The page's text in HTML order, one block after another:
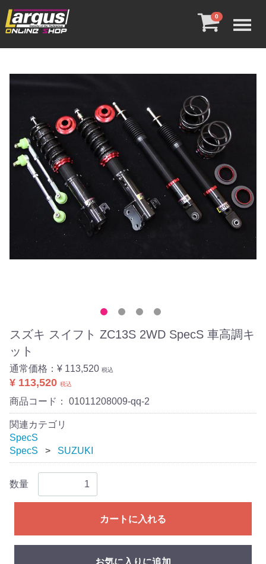
0
スズキ スイフト ZC13S 2WD SpecS 車高調キ
ット
通常価格： ¥ 113,520 税込
¥ 113,520 税込
商品コード： 01011208009-qq-2
関連カテゴリ
SpecS
SpecS
SUZUKI
数量
カートに入れる
お気に入りに追加